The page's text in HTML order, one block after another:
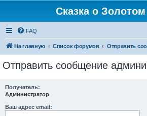
Сказка о
FAQ
На главную Список форумов
Отправить сообщение
Получатель:
Администратор
Ваш адрес email: